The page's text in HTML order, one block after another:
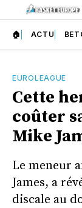
🏠 ACTU
EUROLEAGUE
Cette
coûter
Mike
Le meneur
James, a
discale au